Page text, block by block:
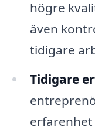
högre
även
tidigare
Tidigare
erfarenhet